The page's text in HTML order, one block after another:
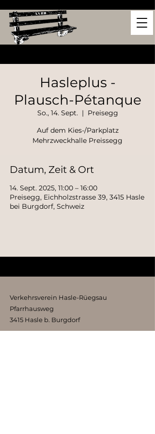
Hasleplus -
Plausch-Pétanque
So., 14. Sept.
  |
Preisegg
Auf dem Kies-/Parkplatz
Mehrzweckhalle Preissegg
Datum, Zeit & Ort
14. Sept. 2025, 11:00 – 16:00
Preisegg, Eichholzstrasse 39, 3415 Hasle
bei Burgdorf, Schweiz
Verkehrsverein Hasle-Rüegsau
Pfarrhausweg
3415 Hasle b. Burgdorf